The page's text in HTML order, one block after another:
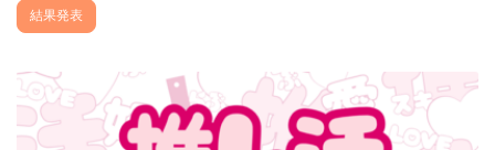
結果発表